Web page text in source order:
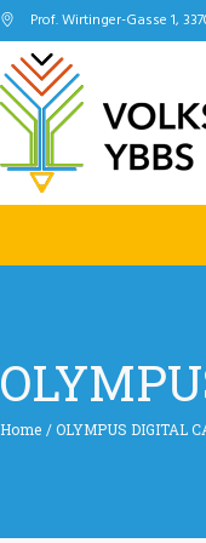
Prof. Wirtinger-Gasse 1,
Home /OLYMPUS DIGITAL